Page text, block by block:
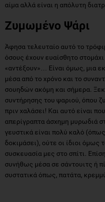
αίμα αλλά είναι η απόλυτη
Ζυμωμένο Ψάρι
Άφησα τελευταίο αυτό το
όσους έχουν ευαίσθητο
«αντέξουν»… Είναι όμως, μια
μέσα από το χρόνο και το
σουηδών ακόμη και σήμερα.
συντήρησης του ψαριού, όπου
πριν χαλάσει! Και αυτό είναι
απερίγραπτα άσχημη μυρωδιά
γευστικά είναι πολύ καλό
δοκιμάσει), ούτε οι ίδιοι όμως
συσκευασία μες στο σπίτι.
συνήθως μέσα σε σάντουιτς ή
συστατικά όπως, πατάτα,